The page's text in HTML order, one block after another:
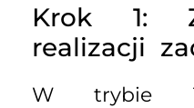
Krok 1:
realizacji
W trybie